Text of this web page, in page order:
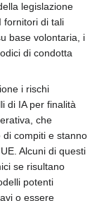
legislazione
fornitori di tali
base volontaria, i
di condotta
i rischi
di IA per finalità
che
compiti e stanno
Alcuni di questi
se risultano
potenti
o essere